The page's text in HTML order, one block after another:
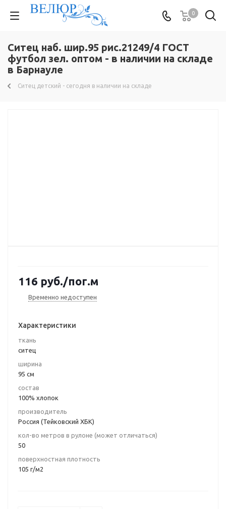
0
Ситец наб. шир.95 рис.21249/4 ГОСТ
футбол зел. оптом - в наличии на складе
в Барнауле
Ситец детский - сегодня в наличии на складе
116 руб./пог.м
Временно недоступен
Характеристики
ткань
ситец
ширина
95 см
состав
100% хлопок
производитель
Россия (Тейковский ХБК)
кол-во метров в рулоне (может отличаться)
50
поверхностная плотность
105 г/м2